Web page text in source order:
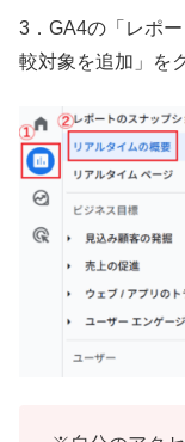
3．GA4の「レポ
較対象を追加」を